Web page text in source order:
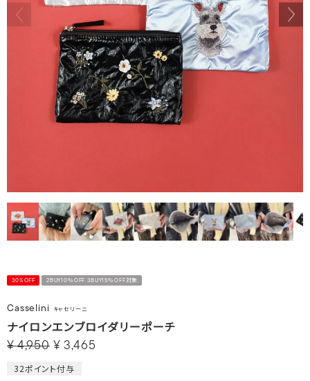
30%OFF 2BUY10％OFF 3BUY15％OFF対象
Casselini キャセリーニ
ナイロンエンブロイダリーポーチ
¥ 4,950 ¥ 3,465
32ポイント付与